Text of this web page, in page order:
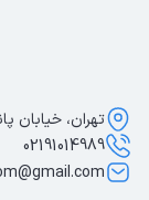
تهران، خیابان
02191014989